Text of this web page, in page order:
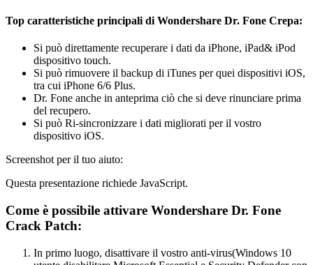
Top caratteristiche principali di Wondershare Dr. Fone Crepa:
Si può direttamente recuperare i dati da iPhone, iPad& iPod
dispositivo touch.
Si può rimuovere il backup di iTunes per quei dispositivi iOS,
tra cui iPhone 6/6 Plus.
Dr. Fone anche in anteprima ciò che si deve rinunciare prima
del recupero.
Si può Ri-sincronizzare i dati migliorati per il vostro
dispositivo iOS.
Screenshot per il tuo aiuto:
Questa presentazione richiede JavaScript.
Come è possibile attivare Wondershare Dr. Fone
Crack Patch:
In primo luogo, disattivare il vostro anti-virus(Windows 10